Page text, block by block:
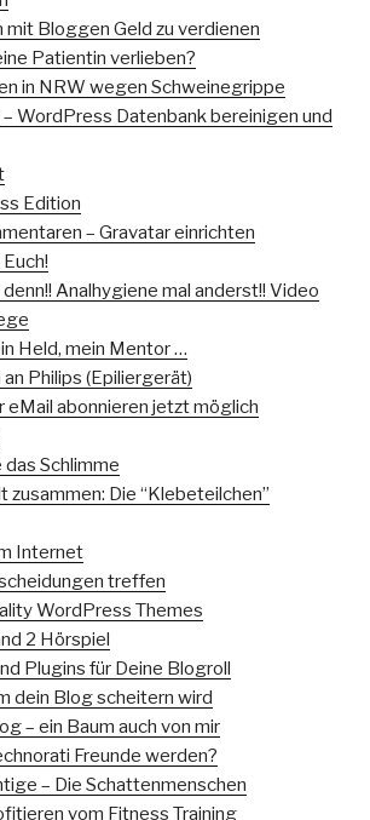
mit Bloggen Geld zu verdienen
Patientin verlieben?
in NRW wegen Schweinegrippe
WordPress Datenbank bereinigen und
Edition
– Gravatar einrichten
Analhygiene mal anderst!! Video
Held, mein Mentor …
Philips (Epiliergerät)
eMail abonnieren jetzt möglich
Schlimme
zusammen: Die “Klebeteilchen”
Internet
treffen
WordPress Themes
2 Hörspiel
Plugins für Deine Blogroll
dein Blog scheitern wird
– ein Baum auch von mir
Freunde werden?
– Die Schattenmenschen
vom Fitness Training